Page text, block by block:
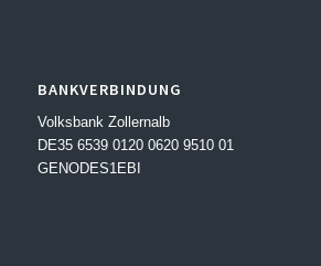
BANKVERBINDUNG
Volksbank Zollernalb
DE35 6539 0120 0620 9510 01
GENODES1EBI